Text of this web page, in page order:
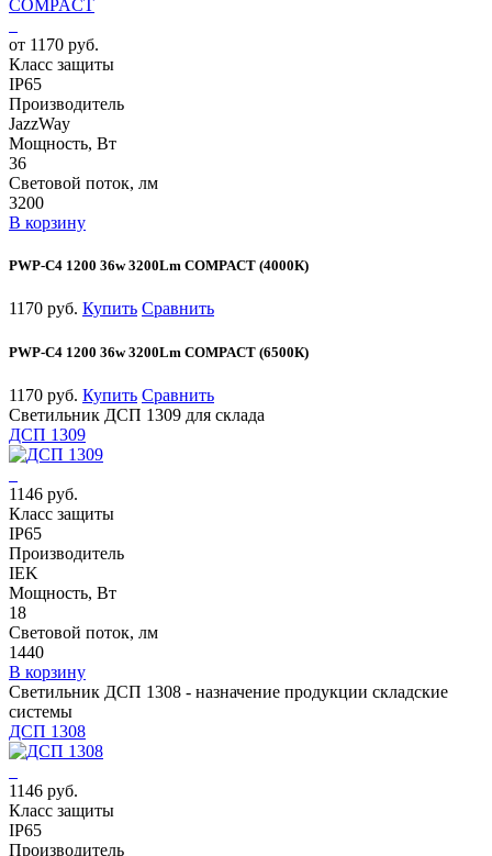
от 1170 руб.
Класс защиты
IP65
Производитель
JazzWay
Мощность, Вт
36
Световой поток, лм
3200
В корзину
PWP-С4 1200 36w 3200Lm COMPACT (4000К)
1170 руб. Купить Сравнить
PWP-С4 1200 36w 3200Lm COMPACT (6500К)
1170 руб. Купить Сравнить
Светильник ДСП 1309 для склада
ДСП 1309
1146 руб.
Класс защиты
IP65
Производитель
IEK
Мощность, Вт
18
Световой поток, лм
1440
В корзину
Светильник ДСП 1308 - назначение продукции складские
системы
ДСП 1308
1146 руб.
Класс защиты
IP65
Производитель